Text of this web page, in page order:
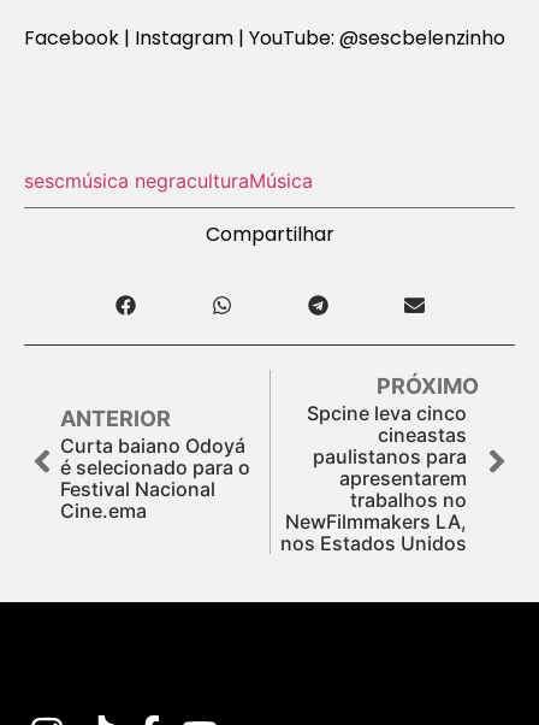
Facebook | Instagram | YouTube: @sescbelenzinho
sescmúsica negraculturaMúsica
Compartilhar
ANTERIOR
Curta baiano Odoyá
é selecionado para o
Festival Nacional
Cine.ema
PRÓXIMO
Spcine leva cinco
cineastas
paulistanos para
apresentarem
trabalhos no
NewFilmmakers LA,
nos Estados Unidos